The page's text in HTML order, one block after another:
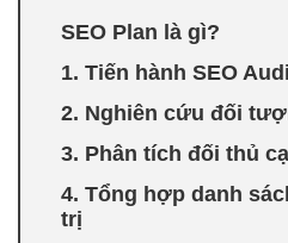
SEO Plan là gì?
1. Tiến hành SEO
2. Nghiên cứu đối
3. Phân tích đối thủ
4. Tổng hợp danh
trị